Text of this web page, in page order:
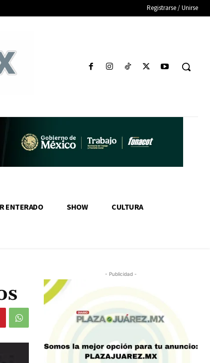
Registrarse / Unirse
ENTERADO SHOW CULTURA
- Publicidad -